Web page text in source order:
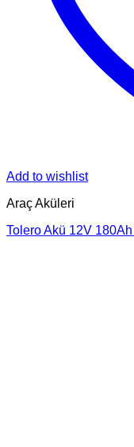
Add to wishlist
Araç Aküleri
Tolero Akü 12V